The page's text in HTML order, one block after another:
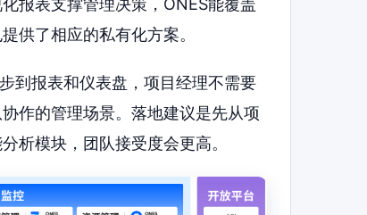
报表支撑管理决策，ONES能覆盖
供了相应的私有化方案。
到报表和仪表盘，项目经理不需要
作的管理场景。落地建议是先从项
析模块，团队接受度会更高。